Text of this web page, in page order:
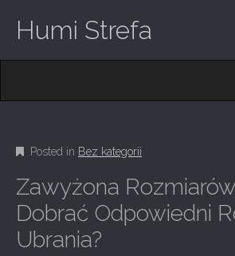
Humi Strefa
M
E
N
U
C
N
T
E
N
T
Posted in Bez kategorii
Zawyżona
Dobrać Odpowiedni
Ubrania?